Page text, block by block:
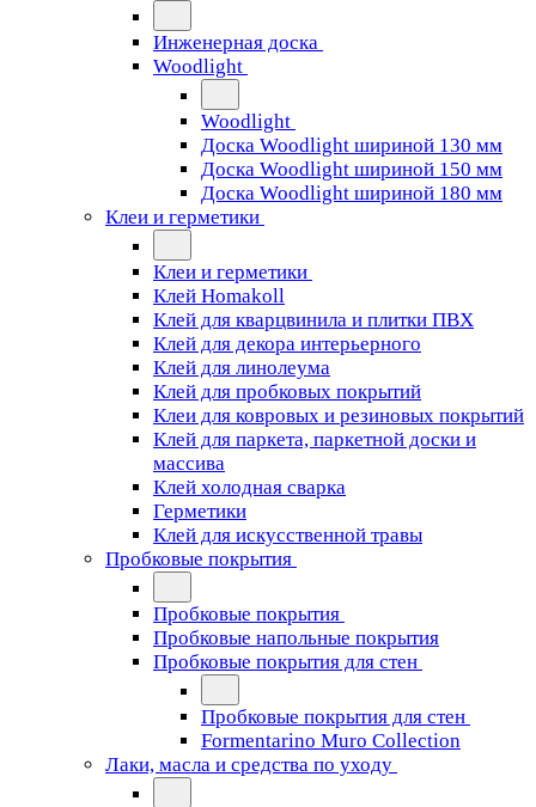
Инженерная доска
Woodlight
Woodlight
Доска Woodlight шириной 130 мм
Доска Woodlight шириной 150 мм
Доска Woodlight шириной 180 мм
Клеи и герметики
Клеи и герметики
Клей Homakoll
Клей для кварцвинила и плитки ПВХ
Клей для декора интерьерного
Клей для линолеума
Клей для пробковых покрытий
Клеи для ковровых и резиновых покрытий
Клей для паркета, паркетной доски и
массива
Клей холодная сварка
Герметики
Клей для искусственной травы
Пробковые покрытия
Пробковые покрытия
Пробковые напольные покрытия
Пробковые покрытия для стен
Пробковые покрытия для стен
Formentarino Muro Collection
Лаки, масла и средства по уходу